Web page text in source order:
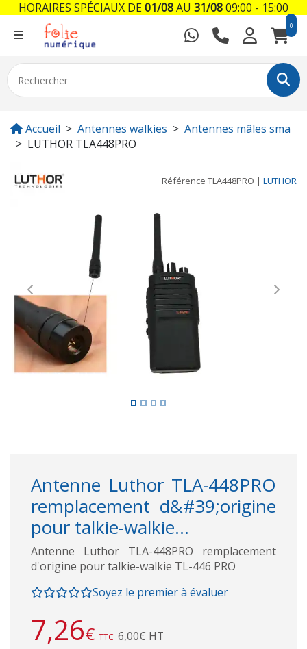
0
Accueil Antennes walkies
Antennes mâles sma
LUTHOR TLA448PRO
Référence TLA448PRO | LUTHOR
Previous Next
Antenne Luthor TLA-448PRO
remplacement d&#39;origine
pour talkie-walkie...
Antenne Luthor TLA-448PRO remplacement
d'origine pour talkie-walkie TL-446 PRO
Soyez le premier à évaluer
7,26€ TTC 6,00€ HT
HORAIRES SPÉCIAUX DE01/08AU 31/0809:00 - 15:00